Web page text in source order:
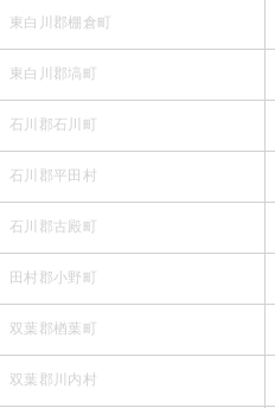
東白川郡棚倉町
東白川郡塙町
石川郡石川町
石川郡平田村
石川郡古殿町
田村郡小野町
双葉郡楢葉町
双葉郡川内村